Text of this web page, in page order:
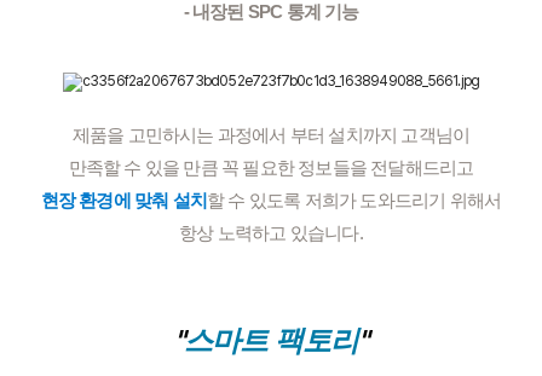
- 내장된 SPC 통계 기능
제품을 고민하시는 과정에서 부터 설치까지 고객님이
만족할 수 있을 만큼 꼭 필요한 정보들을 전달해드리고
현장 환경에 맞춰 설치할 수 있도록 저희가 도와드리기 위해서
항상 노력하고 있습니다.
"스마트 팩토리"